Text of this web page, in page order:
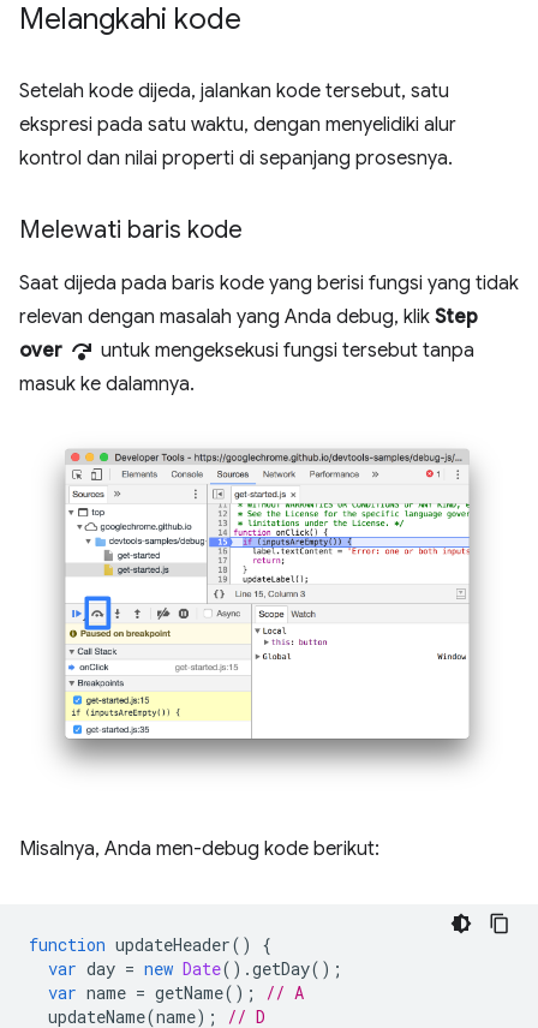
Melangkahi kode
Setelah kode dijeda, jalankan kode tersebut, satu
ekspresi pada satu waktu, dengan menyelidiki alur
kontrol dan nilai properti di sepanjang prosesnya.
Melewati baris kode
Saat dijeda pada baris kode yang berisi fungsi yang tidak
relevan dengan masalah yang Anda debug, klik Step
over step_over untuk mengeksekusi fungsi tersebut tanpa
masuk ke dalamnya.
Misalnya, Anda men-debug kode berikut:
function updateHeader()
{
var day = new Date().getDay();
var name = getName();
// A
updateName(name); // D